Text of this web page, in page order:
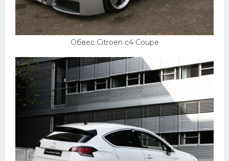
Обвес Citroen c4 Coupe